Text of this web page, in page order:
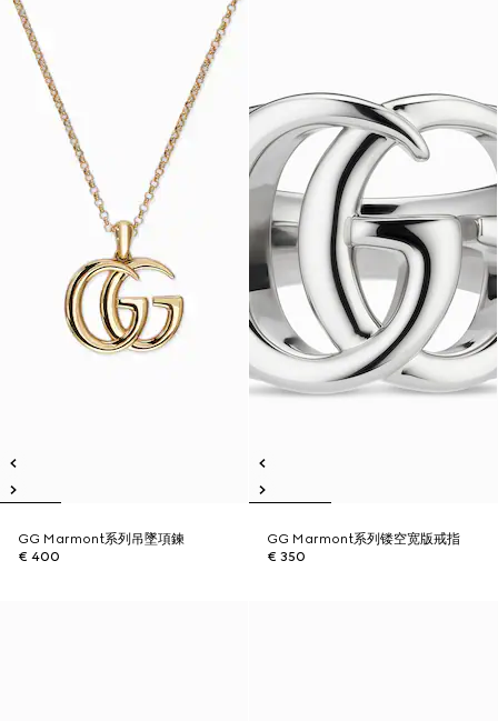
GG Marmont系列吊墜項鍊
€ 400
GG Marmont系列镂空宽版戒指
€ 350